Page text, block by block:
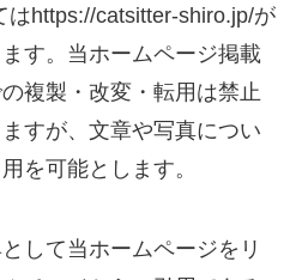
はhttps://catsitter-shiro.jp/が
す。当ホームページ掲載
複製・改変・転用は禁止
すが、文章や写真につい
を可能とします。
して当ホームページをリ